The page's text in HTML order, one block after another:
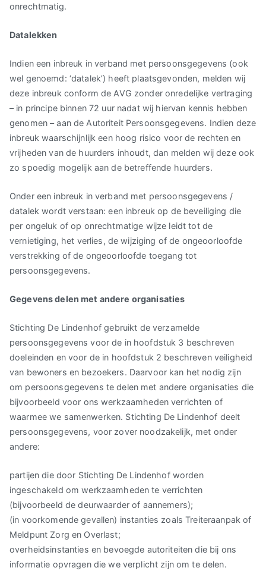
onrechtmatig.
Datalekken
Indien een inbreuk in verband met persoonsgegevens (ook
wel genoemd: ‘datalek’) heeft plaatsgevonden, melden wij
deze inbreuk conform de AVG zonder onredelijke vertraging
– in principe binnen 72 uur nadat wij hiervan kennis hebben
genomen – aan de Autoriteit Persoonsgegevens. Indien deze
inbreuk waarschijnlijk een hoog risico voor de rechten en
vrijheden van de huurders inhoudt, dan melden wij deze ook
zo spoedig mogelijk aan de betreffende huurders.
Onder een inbreuk in verband met persoonsgegevens /
datalek wordt verstaan: een inbreuk op de beveiliging die
per ongeluk of op onrechtmatige wijze leidt tot de
vernietiging, het verlies, de wijziging of de ongeoorloofde
verstrekking of de ongeoorloofde toegang tot
persoonsgegevens.
Gegevens delen met andere organisaties
Stichting De Lindenhof gebruikt de verzamelde
persoonsgegevens voor de in hoofdstuk 3 beschreven
doeleinden en voor de in hoofdstuk 2 beschreven veiligheid
van bewoners en bezoekers. Daarvoor kan het nodig zijn
om persoonsgegevens te delen met andere organisaties die
bijvoorbeeld voor ons werkzaamheden verrichten of
waarmee we samenwerken. Stichting De Lindenhof deelt
persoonsgegevens, voor zover noodzakelijk, met onder
andere:
partijen die door Stichting De Lindenhof worden
ingeschakeld om werkzaamheden te verrichten
(bijvoorbeeld de deurwaarder of aannemers);
(in voorkomende gevallen) instanties zoals Treiteraanpak of
Meldpunt Zorg en Overlast;
overheidsinstanties en bevoegde autoriteiten die bij ons
informatie opvragen die we verplicht zijn om te delen.